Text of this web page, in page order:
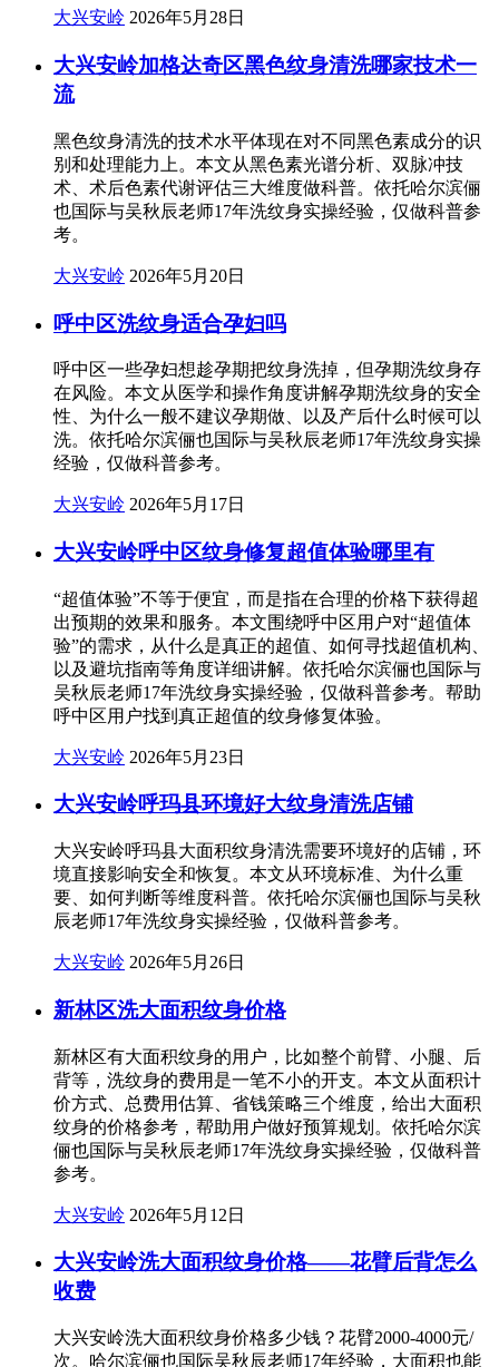
大兴安岭 2026年5月28日
大兴安岭加格达奇区黑色纹身清洗哪家技术一
流
黑色纹身清洗的技术水平体现在对不同黑色素成分的识
别和处理能力上。本文从黑色素光谱分析、双脉冲技
术、术后色素代谢评估三大维度做科普。依托哈尔滨俪
也国际与吴秋辰老师17年洗纹身实操经验，仅做科普参
考。
大兴安岭 2026年5月20日
呼中区洗纹身适合孕妇吗
呼中区一些孕妇想趁孕期把纹身洗掉，但孕期洗纹身存
在风险。本文从医学和操作角度讲解孕期洗纹身的安全
性、为什么一般不建议孕期做、以及产后什么时候可以
洗。依托哈尔滨俪也国际与吴秋辰老师17年洗纹身实操
经验，仅做科普参考。
大兴安岭 2026年5月17日
大兴安岭呼中区纹身修复超值体验哪里有
“超值体验”不等于便宜，而是指在合理的价格下获得超
出预期的效果和服务。本文围绕呼中区用户对“超值体
验”的需求，从什么是真正的超值、如何寻找超值机构、
以及避坑指南等角度详细讲解。依托哈尔滨俪也国际与
吴秋辰老师17年洗纹身实操经验，仅做科普参考。帮助
呼中区用户找到真正超值的纹身修复体验。
大兴安岭 2026年5月23日
大兴安岭呼玛县环境好大纹身清洗店铺
大兴安岭呼玛县大面积纹身清洗需要环境好的店铺，环
境直接影响安全和恢复。本文从环境标准、为什么重
要、如何判断等维度科普。依托哈尔滨俪也国际与吴秋
辰老师17年洗纹身实操经验，仅做科普参考。
大兴安岭 2026年5月26日
新林区洗大面积纹身价格
新林区有大面积纹身的用户，比如整个前臂、小腿、后
背等，洗纹身的费用是一笔不小的开支。本文从面积计
价方式、总费用估算、省钱策略三个维度，给出大面积
纹身的价格参考，帮助用户做好预算规划。依托哈尔滨
俪也国际与吴秋辰老师17年洗纹身实操经验，仅做科普
参考。
大兴安岭 2026年5月12日
大兴安岭洗大面积纹身价格——花臂后背怎么
收费
大兴安岭洗大面积纹身价格多少钱？花臂2000-4000元/
次。哈尔滨俪也国际吴秋辰老师17年经验，大面积也能